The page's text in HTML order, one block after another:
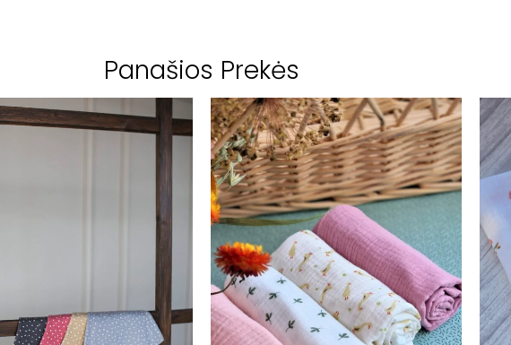
Panašios Prekės